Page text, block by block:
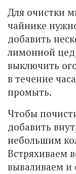
Для очистки
чайнике
добавить
лимонной
выключить
в течение
промыть.
Чтобы
добавить
небольшим
Встряхиваем
вываливаем и